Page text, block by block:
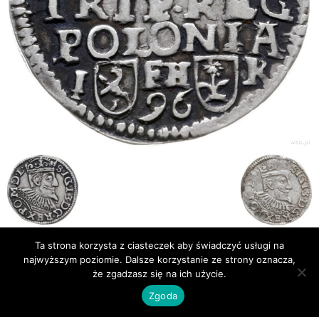
Publikacje
Bibliografia
© Newsmag WordPress Theme by TagDiv
Ta strona korzysta z ciasteczek aby świadczyć usługi na
najwyższym poziomie. Dalsze korzystanie ze strony oznacza,
że zgadzasz się na ich użycie.
Zgoda